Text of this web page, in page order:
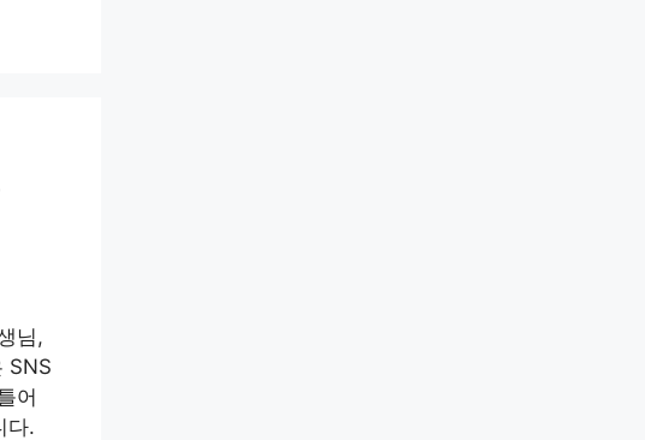
님,
SNS
어
다.